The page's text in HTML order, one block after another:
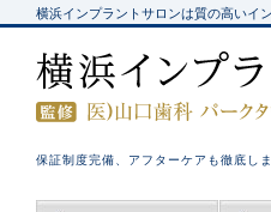
横浜インプラントサロンは質の高いイ
保証制度完備、アフターケアも徹底し